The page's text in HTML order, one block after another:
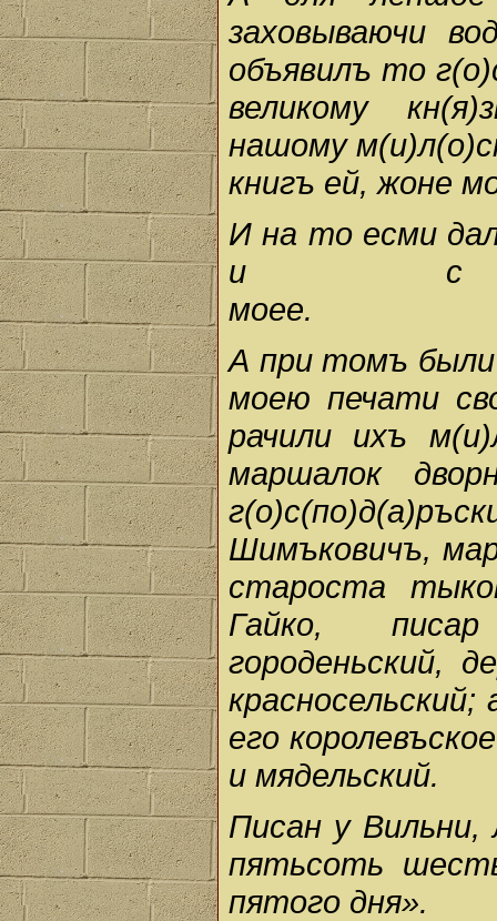
заховываючи
объявилъ то
великому
нашому
книгъ ей, жоне
И на то есми
и с
А при томъ были
моею печати
рачили ихъ
маршалок
Шимъковичъ,
староста
Гайко, писар
городеньский,
его
и мядельский.
Писан у Вильни,
пятьсоть
пятого дня».